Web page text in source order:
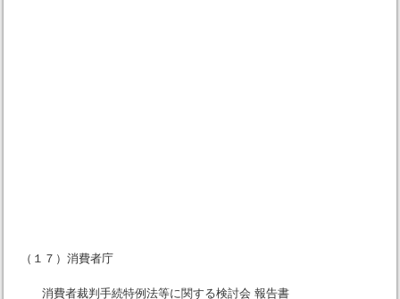
（１７）消費者庁
消費者裁判手続特例法等に関する検討会 報告書